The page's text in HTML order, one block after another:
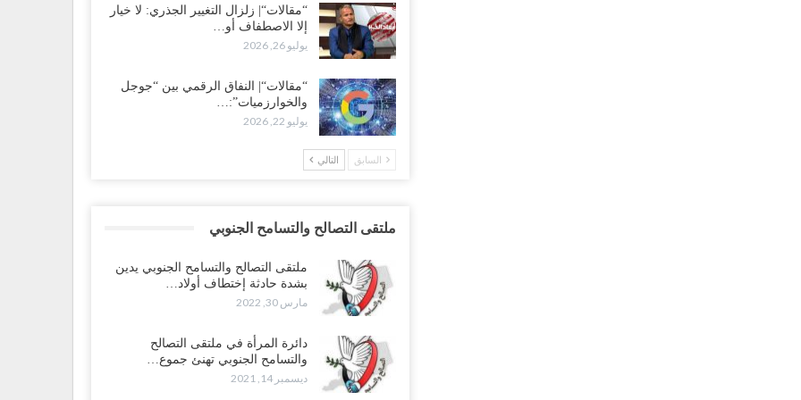
“مقالات“| زلزال التغيير الجذري: لا خيار
إلا الاصطفاف أو…
يوليو 26, 2026
“مقالات“| النفاق الرقمي بين “جوجل
والخوارزميات”:…
يوليو 22, 2026
السابق التالي
ملتقى التصالح والتسامح الجنوبي
ملتقى التصالح والتسامح الجنوبي يدين
بشدة حادثة إختطاف أولاد…
مارس 30, 2022
دائرة المرأة في ملتقى التصالح
والتسامح الجنوبي تهنئ جموع…
ديسمبر 14, 2021